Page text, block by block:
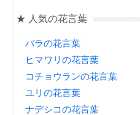
★ 人気の花言葉
バラの花言葉
ヒマワリの花言葉
コチョウランの花言葉
ユリの花言葉
ナデシコの花言葉